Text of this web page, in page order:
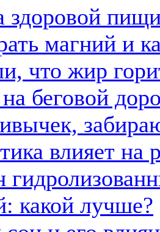
здоровой
магний и
что жир
беговой
влияет
какой лучше?